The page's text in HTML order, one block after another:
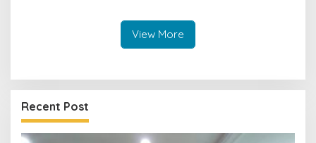
View More
Recent Post